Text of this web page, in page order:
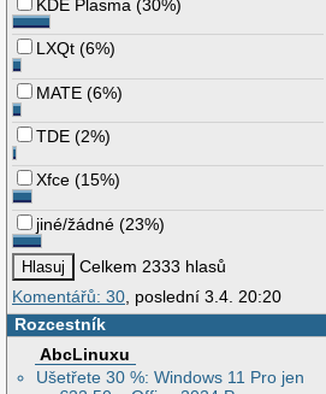
KDE Plasma (30%)
LXQt (6%)
MATE (6%)
TDE (2%)
Xfce (15%)
jiné/žádné (23%)
Celkem 2333 hlasů
Komentářů: 30, poslední 3.4. 20:20
Rozcestník
AbcLinuxu
Ušetřete 30 %: Windows 11 Pro jen